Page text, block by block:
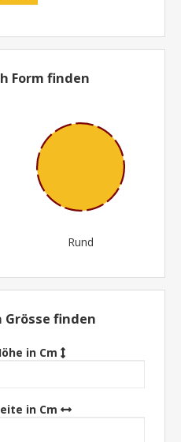
Form finden
Rund
Grösse finden
in Cm
in Cm